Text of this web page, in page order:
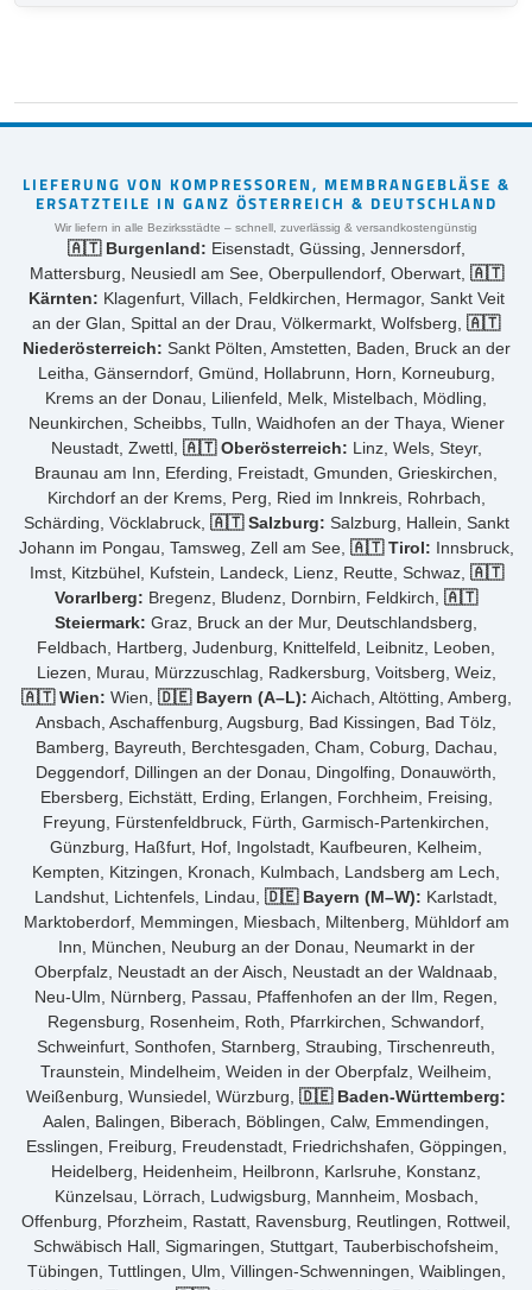
LIEFERUNG VON KOMPRESSOREN, MEMBRANGEBLÄSE &
ERSATZTEILE IN GANZ ÖSTERREICH & DEUTSCHLAND
Wir liefern in alle Bezirksstädte – schnell, zuverlässig & versandkostengünstig
🇦🇹 Burgenland: Eisenstadt, Güssing, Jennersdorf,
Mattersburg, Neusiedl am See, Oberpullendorf, Oberwart, 🇦🇹
Kärnten: Klagenfurt, Villach, Feldkirchen, Hermagor, Sankt Veit
an der Glan, Spittal an der Drau, Völkermarkt, Wolfsberg, 🇦🇹
Niederösterreich: Sankt Pölten, Amstetten, Baden, Bruck an der
Leitha, Gänserndorf, Gmünd, Hollabrunn, Horn, Korneuburg,
Krems an der Donau, Lilienfeld, Melk, Mistelbach, Mödling,
Neunkirchen, Scheibbs, Tulln, Waidhofen an der Thaya, Wiener
Neustadt, Zwettl, 🇦🇹 Oberösterreich: Linz, Wels, Steyr,
Braunau am Inn, Eferding, Freistadt, Gmunden, Grieskirchen,
Kirchdorf an der Krems, Perg, Ried im Innkreis, Rohrbach,
Schärding, Vöcklabruck, 🇦🇹 Salzburg: Salzburg, Hallein, Sankt
Johann im Pongau, Tamsweg, Zell am See, 🇦🇹 Tirol: Innsbruck,
Imst, Kitzbühel, Kufstein, Landeck, Lienz, Reutte, Schwaz, 🇦🇹
Vorarlberg: Bregenz, Bludenz, Dornbirn, Feldkirch, 🇦🇹
Steiermark: Graz, Bruck an der Mur, Deutschlandsberg,
Feldbach, Hartberg, Judenburg, Knittelfeld, Leibnitz, Leoben,
Liezen, Murau, Mürzzuschlag, Radkersburg, Voitsberg, Weiz,
🇦🇹 Wien: Wien, 🇩🇪 Bayern (A–L): Aichach, Altötting, Amberg,
Ansbach, Aschaffenburg, Augsburg, Bad Kissingen, Bad Tölz,
Bamberg, Bayreuth, Berchtesgaden, Cham, Coburg, Dachau,
Deggendorf, Dillingen an der Donau, Dingolfing, Donauwörth,
Ebersberg, Eichstätt, Erding, Erlangen, Forchheim, Freising,
Freyung, Fürstenfeldbruck, Fürth, Garmisch-Partenkirchen,
Günzburg, Haßfurt, Hof, Ingolstadt, Kaufbeuren, Kelheim,
Kempten, Kitzingen, Kronach, Kulmbach, Landsberg am Lech,
Landshut, Lichtenfels, Lindau, 🇩🇪 Bayern (M–W): Karlstadt,
Marktoberdorf, Memmingen, Miesbach, Miltenberg, Mühldorf am
Inn, München, Neuburg an der Donau, Neumarkt in der
Oberpfalz, Neustadt an der Aisch, Neustadt an der Waldnaab,
Neu-Ulm, Nürnberg, Passau, Pfaffenhofen an der Ilm, Regen,
Regensburg, Rosenheim, Roth, Pfarrkirchen, Schwandorf,
Schweinfurt, Sonthofen, Starnberg, Straubing, Tirschenreuth,
Traunstein, Mindelheim, Weiden in der Oberpfalz, Weilheim,
Weißenburg, Wunsiedel, Würzburg, 🇩🇪 Baden-Württemberg:
Aalen, Balingen, Biberach, Böblingen, Calw, Emmendingen,
Esslingen, Freiburg, Freudenstadt, Friedrichshafen, Göppingen,
Heidelberg, Heidenheim, Heilbronn, Karlsruhe, Konstanz,
Künzelsau, Lörrach, Ludwigsburg, Mannheim, Mosbach,
Offenburg, Pforzheim, Rastatt, Ravensburg, Reutlingen, Rottweil,
Schwäbisch Hall, Sigmaringen, Stuttgart, Tauberbischofsheim,
Tübingen, Tuttlingen, Ulm, Villingen-Schwenningen, Waiblingen,